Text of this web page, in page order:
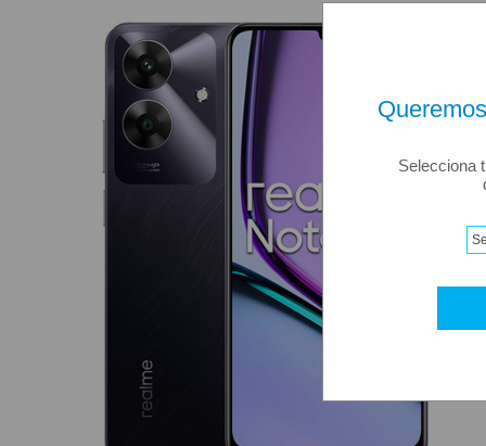
Selecciona